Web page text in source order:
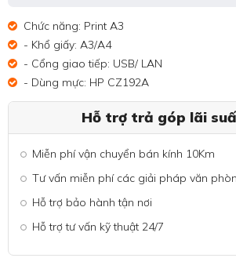
Chức năng: Print A3
- Khổ giấy: A3/A4
- Cổng giao tiếp: USB/ LAN
- Dùng mực: HP CZ192A
Hỗ trợ trả góp lãi
Miễn phí vận chuyển bán kính 10Km
Tư vấn miễn phí các giải pháp văn
Hỗ trợ bảo hành tận nơi
Hỗ trợ tư vấn kỹ thuật 24/7